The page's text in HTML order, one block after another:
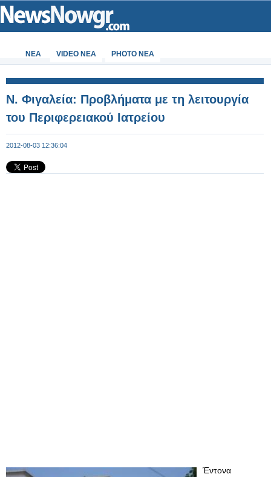
ΝΕΑ VIDEO NEA PHOTO NEA
Ν. Φιγαλεία: Προβλήματα με τη λειτουργία
του Περιφερειακού Ιατρείου
2012-08-03 12:36:04
Έντονα